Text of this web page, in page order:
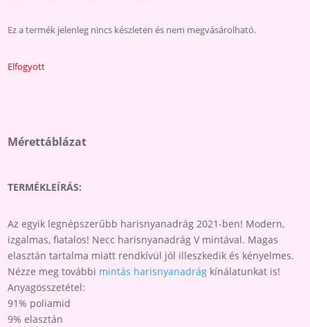
Ez a termék jelenleg nincs készleten és nem megvásárolható.
Elfogyott
Mérettáblázat
TERMÉKLEÍRÁS:
Az egyik legnépszerűbb harisnyanadrág 2021-ben! Modern,
izgalmas, fiatalos! Necc harisnyanadrág V mintával. Magas
elasztán tartalma miatt rendkívül jól illeszkedik és kényelmes.
Nézze meg további mintás harisnyanadrág kínálatunkat is!
Anyagösszetétel:
91% poliamid
9% elasztán